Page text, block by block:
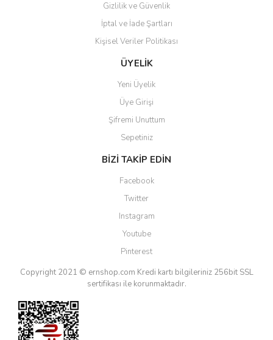
Gönder
Gizlilik ve Güvenlik
İptal ve İade Şartları
Kişisel Veriler Politikası
ÜYELİK
Yeni Üyelik
Üye Girişi
Şifremi Unuttum
Sepetiniz
BİZİ TAKİP EDİN
Facebook
Twitter
Instagram
Youtube
Pinterest
Copyright 2021 © ernshop.com Kredi kartı bilgileriniz 256bit SSL
sertifikası ile korunmaktadır.